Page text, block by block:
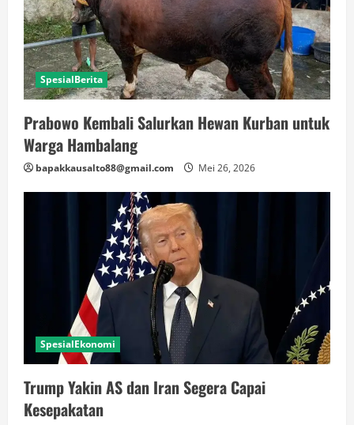
SpesialBerita
Prabowo Kembali Salurkan Hewan Kurban untuk
Warga Hambalang
bapakkausalto88@gmail.com Mei 26, 2026
SpesialEkonomi
Trump Yakin AS dan Iran Segera Capai
Kesepakatan